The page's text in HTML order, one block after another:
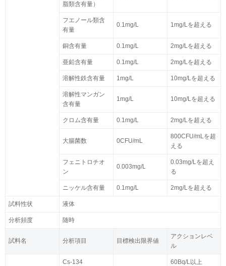
脂類含有量）
フエノール類含
有量
0.1mg/L 1mg/Lを超える
銅含有量 0.1mg/L 2mg/Lを超える
亜鉛含有量 0.1mg/L 2mg/Lを超える
溶解性鉄含有量 1mg/L 10mg/Lを超える
溶解性マンガン
含有量
1mg/L 10mg/Lを超える
クロム含有量 0.1mg/L 2mg/Lを超える
大腸菌数 0CFU/mL
800CFU/mLを超
える
フェニトロチオ
ン
0.003mg/L
0.03mg/Lを超え
る
ニッケル含有量 0.1mg/L 2mg/Lを超える
試料性状 液体
分析頻度 随時
試料名 分析項目 目標検出限界値
アクションレベ
ル
Cs-134 60Bq/L以上